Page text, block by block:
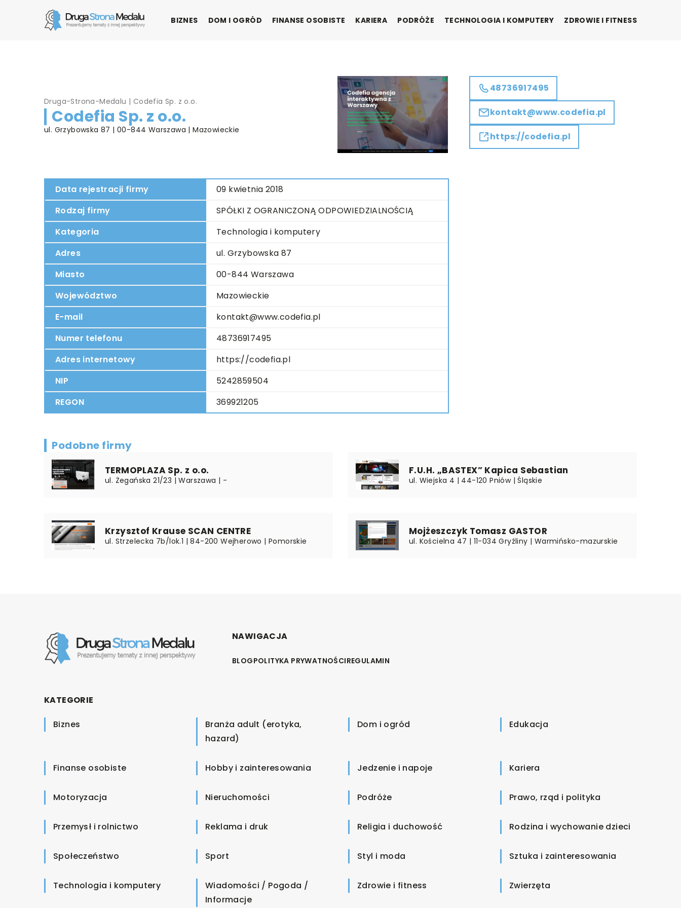
BIZNES DOM I OGRÓD FINANSE OSOBISTE KARIERA PODRÓŻE TECHNOLOGIA I KOMPUTERY ZDROWIE I FITNESS
Druga-Strona-Medalu | Codefia Sp. z o.o.
Codefia Sp. z o.o.
ul. Grzybowska 87 | 00-844 Warszawa | Mazowieckie
Data rejestracji firmy
09 kwietnia 2018
Rodzaj firmy
SPÓŁKI Z OGRANICZONĄ ODPOWIEDZIALNOŚCIĄ
Kategoria
Technologia i komputery
Adres
ul. Grzybowska 87
Miasto
00-844 Warszawa
Województwo
Mazowieckie
E-mail
kontakt@www.codefia.pl
Numer telefonu
48736917495
Adres internetowy
https://codefia.pl
NIP
5242859504
REGON
369921205
48736917495
kontakt@www.codefia.pl
https://codefia.pl
Podobne firmy
TERMOPLAZA Sp. z o.o.
ul. Żegańska 21/23 | Warszawa | -
F.U.H. „BASTEX” Kapica Sebastian
ul. Wiejska 4 | 44-120 Pniów | Śląskie
Krzysztof Krause SCAN CENTRE
ul. Strzelecka 7b/lok.1 | 84-200 Wejherowo | Pomorskie
Mojżeszczyk Tomasz GASTOR
ul. Kościelna 47 | 11-034 Gryźliny | Warmińsko-mazurskie
NAWIGACJA
BLOGPOLITYKA PRYWATNOŚCIREGULAMIN
KATEGORIE
Biznes
Branża adult (erotyka,
hazard)
Dom i ogród Edukacja
Finanse osobiste Hobby i zainteresowania Jedzenie i napoje Kariera
Motoryzacja Nieruchomości Podróże Prawo, rząd i polityka
Przemysł i rolnictwo Reklama i druk Religia i duchowość Rodzina i wychowanie dzieci
Społeczeństwo Sport Styl i moda Sztuka i zainteresowania
Technologia i komputery
Wiadomości / Pogoda /
Informacje
Zdrowie i fitness Zwierzęta